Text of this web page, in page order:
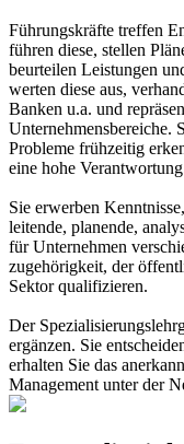
Führungskräfte treffen
führen diese, stellen
beurteilen Leistungen
werten diese aus,
Banken u.a. und
Unternehmensbereiche.
Probleme frühzeitig
eine hohe
Sie erwerben
leitende, planende,
für Unternehmen
zugehörigkeit, der
Sektor qualifizieren.
Der
ergänzen. Sie
erhalten Sie das
Management unter der